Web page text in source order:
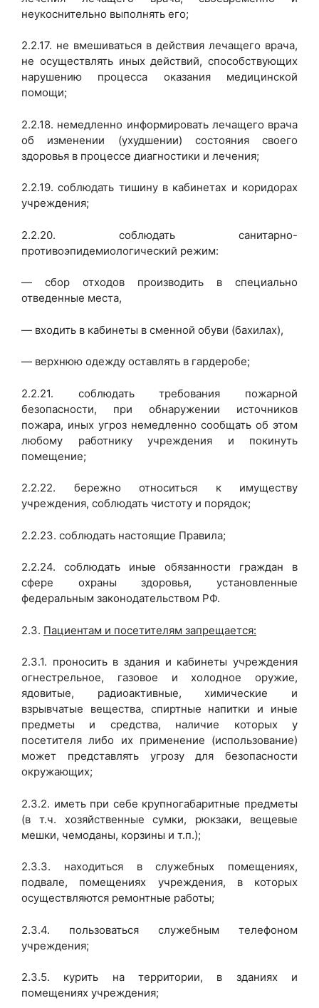
неукоснительно выполнять его;
2.2.17. не вмешиваться в действия лечащего врача,
не осуществлять иных действий, способствующих
нарушению процесса оказания медицинской
помощи;
2.2.18. немедленно информировать лечащего врача
об изменении (ухудшении) состояния своего
здоровья в процессе диагностики и лечения;
2.2.19. соблюдать тишину в кабинетах и коридорах
учреждения;
2.2.20. соблюдать санитарно-
противоэпидемиологический режим:
— сбор отходов производить в специально
отведенные места,
— входить в кабинеты в сменной обуви (бахилах),
— верхнюю одежду оставлять в гардеробе;
2.2.21. соблюдать требования пожарной
безопасности, при обнаружении источников
пожара, иных угроз немедленно сообщать об этом
любому работнику учреждения и покинуть
помещение;
2.2.22. бережно относиться к имуществу
учреждения, соблюдать чистоту и порядок;
2.2.23. соблюдать настоящие Правила;
2.2.24. соблюдать иные обязанности граждан в
сфере охраны здоровья, установленные
федеральным законодательством РФ.
2.3. Пациентам и посетителям запрещается:
2.3.1. проносить в здания и кабинеты учреждения
огнестрельное, газовое и холодное оружие,
ядовитые, радиоактивные, химические и
взрывчатые вещества, спиртные напитки и иные
предметы и средства, наличие которых у
посетителя либо их применение (использование)
может представлять угрозу для безопасности
окружающих;
2.3.2. иметь при себе крупногабаритные предметы
(в т.ч. хозяйственные сумки, рюкзаки, вещевые
мешки, чемоданы, корзины и т.п.);
2.3.3. находиться в служебных помещениях,
подвале, помещениях учреждения, в которых
осуществляются ремонтные работы;
2.3.4. пользоваться служебным телефоном
учреждения;
2.3.5. курить на территории, в зданиях и
помещениях учреждения;